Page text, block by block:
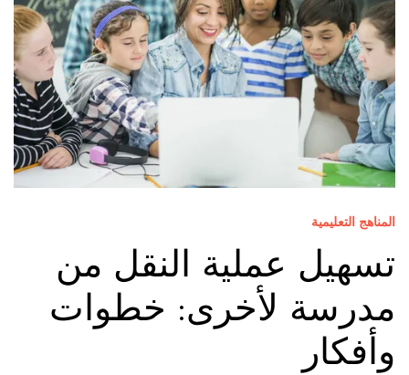
المناهج التعليمية
تسهيل عملية النقل من
مدرسة لأخرى: خطوات
وأفكار